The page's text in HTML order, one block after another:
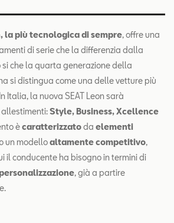
la più tecnologica di sempre, offre una
di serie che la differenzia dalla
che la quarta generazione della
si distingua come una delle vetture più
Italia, la nuova SEAT Leon sarà
Style, Business, Xcellence
ècaratterizzatoda elementi
un modelloaltamente competitivo,
il conducente ha bisogno in termini di
, già a partire